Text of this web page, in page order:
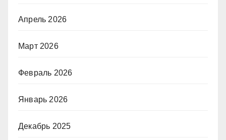
Апрель 2026
Март 2026
Февраль 2026
Январь 2026
Декабрь 2025